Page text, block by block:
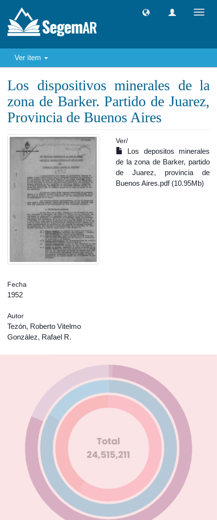
Ver ítem
Los dispositivos minerales de la
zona de Barker. Partido de Juarez,
Provincia de Buenos Aires
Ver/
Los depositos minerales
de la zona de Barker, partido
de Juarez, provincia de
Buenos Aires.pdf (10.95Mb)
Fecha
1952
Autor
Tezón, Roberto Vitelmo
González, Rafael R.